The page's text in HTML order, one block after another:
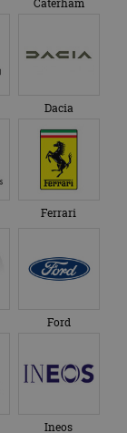
Dacia
Ferrari
Ford
Ineos